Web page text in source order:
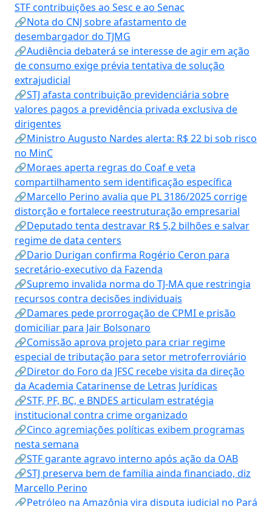
STF contribuições ao Sesc e ao Senac
🔗Nota do CNJ sobre afastamento de
desembargador do TJMG
🔗Audiência debaterá se interesse de agir em ação
de consumo exige prévia tentativa de solução
extrajudicial
🔗STJ afasta contribuição previdenciária sobre
valores pagos a previdência privada exclusiva de
dirigentes
🔗Ministro Augusto Nardes alerta: R$ 22 bi sob risco
no MinC
🔗Moraes aperta regras do Coaf e veta
compartilhamento sem identificação específica
🔗Marcello Perino avalia que PL 3186/2025 corrige
distorção e fortalece reestruturação empresarial
🔗Deputado tenta destravar R$ 5,2 bilhões e salvar
regime de data centers
🔗Dario Durigan confirma Rogério Ceron para
secretário-executivo da Fazenda
🔗Supremo invalida norma do TJ-MA que restringia
recursos contra decisões individuais
🔗Damares pede prorrogação de CPMI e prisão
domiciliar para Jair Bolsonaro
🔗Comissão aprova projeto para criar regime
especial de tributação para setor metroferroviário
🔗Diretor do Foro da JFSC recebe visita da direção
da Academia Catarinense de Letras Jurídicas
🔗STF, PF, BC, e BNDES articulam estratégia
institucional contra crime organizado
🔗Cinco agremiações políticas exibem programas
nesta semana
🔗STF garante agravo interno após ação da OAB
🔗STJ preserva bem de família ainda financiado, diz
Marcello Perino
🔗Petróleo na Amazônia vira disputa judicial no Pará